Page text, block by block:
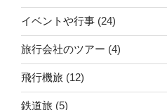
イベントや行事 (24)
旅行会社のツアー (4)
飛行機旅 (12)
鉄道旅 (5)